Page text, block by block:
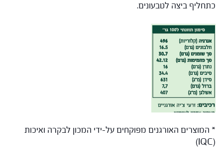
כתחליף ביצה לטבעונים.
* המוצרים האורגנים מפוקחים על-ידי המכון לבקרה ואיכות
(IQC)